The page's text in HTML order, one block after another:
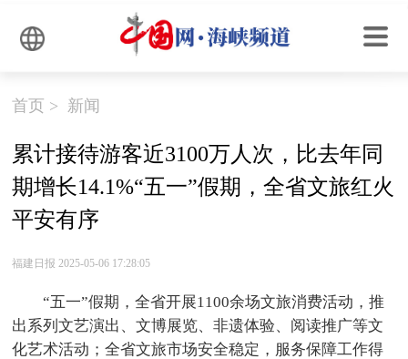
首页 > 新闻
累计接待游客近3100万人次，比去年同
期增长14.1%“五一”假期，全省文旅红火
平安有序
福建日报 2025-05-06 17:28:05
“五一”假期，全省开展1100余场文旅消费活动，推
出系列文艺演出、文博展览、非遗体验、阅读推广等文
化艺术活动；全省文旅市场安全稳定，服务保障工作得